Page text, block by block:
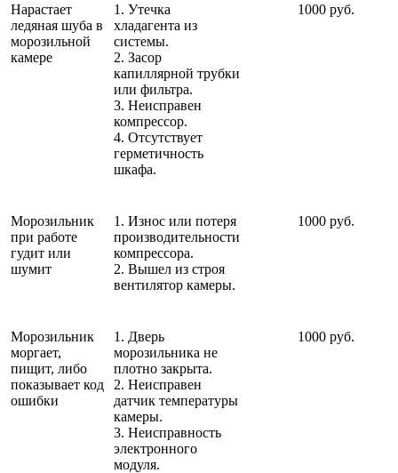
Нарастает
ледяная шуба в
морозильной
камере
1. Утечка
хладагента из
системы.
2. Засор
капиллярной трубки
или фильтра.
3. Неисправен
компрессор.
4. Отсутствует
герметичность
шкафа.
1000 руб.
Морозильник
при работе
гудит или
шумит
1. Износ или потеря
производительности
компрессора.
2. Вышел из строя
вентилятор камеры.
1000 руб.
Морозильник
моргает,
пищит, либо
показывает код
ошибки
1. Дверь
морозильника не
плотно закрыта.
2. Неисправен
датчик температуры
камеры.
3. Неисправность
электронного
модуля.
1000 руб.